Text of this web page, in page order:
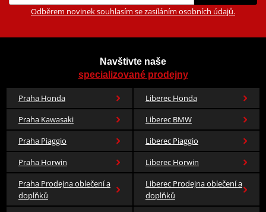
Odběrem novinek souhlasím se zasíláním osobních údajů.
Navštivte naše
specializované prodejny
Praha Honda
Liberec Honda
Praha Kawasaki
Liberec BMW
Praha Piaggio
Liberec Piaggio
Praha Horwin
Liberec Horwin
Praha Prodejna oblečení a
doplňků
Liberec Prodejna oblečení a
doplňků